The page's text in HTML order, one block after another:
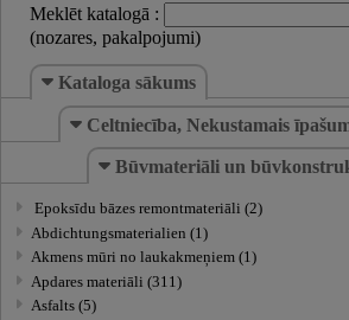
Meklēt katalogā :
(nozares, pakalpojumi)
Kataloga sākums
Celtniecība, Nekustamais
Būvmateriāli un
Epoksīdu bāzes remontmateriāli (2)
Abdichtungsmaterialien (1)
Akmens mūri no laukakmeņiem (1)
Apdares materiāli (311)
Asfalts (5)